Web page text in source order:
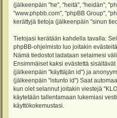
(jälkeenpäin "he", "heitä", "heidän",
"www.phpbb.com", "phpBB Group",
kerättyjä tietoja (jälkeenpäin "sinun
Tietojasi kerätään kahdella tavalla:
phpBB-ohjelmisto luo joitakin
Nämä tiedostot ladataan selaimesi
Ensimmäiset kaksi evästettä
(jälkeenpäin "käyttäjän id") ja
(jälkeenpäin "istunto id") Saat
kun olet selannut joitakin viestejä
käytetään tallentamaan lukemiasi
käyttökokemustasi.